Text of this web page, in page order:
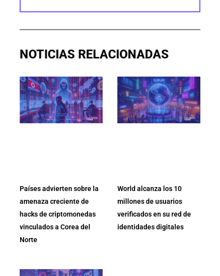
NOTICIAS RELACIONADAS
Países advierten sobre la
amenaza creciente de
hacks de criptomonedas
vinculados a Corea del
Norte
World alcanza los 10
millones de usuarios
verificados en su red de
identidades digitales